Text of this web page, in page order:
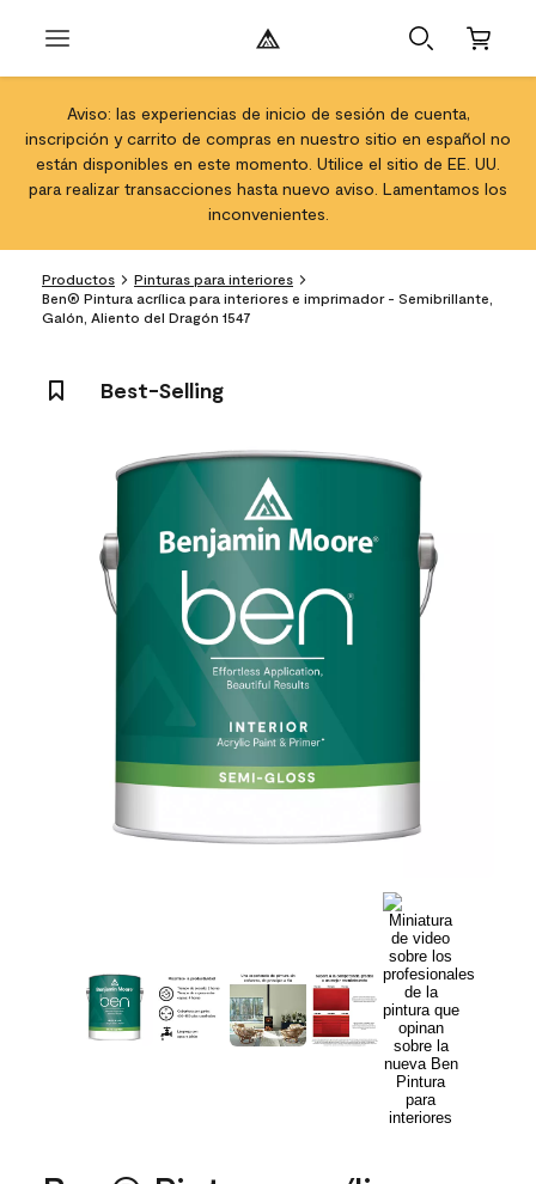
Aviso: las experiencias de inicio de sesión de cuenta,
inscripción y carrito de compras en nuestro sitio en español no
están disponibles en este momento. Utilice el sitio de EE. UU.
para realizar transacciones hasta nuevo aviso. Lamentamos los
inconvenientes.
Productos
Pinturas para interiores
Ben® Pintura acrílica para interiores e imprimador - Semibrillante,
Galón, Aliento del Dragón 1547
Best-Selling